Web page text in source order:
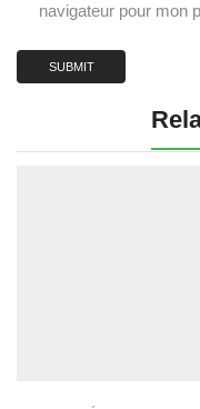
navigateur pour mon